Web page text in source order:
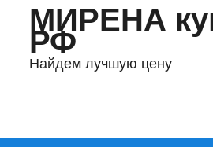
МИРЕНА
РФ
Найдем лучшую цену